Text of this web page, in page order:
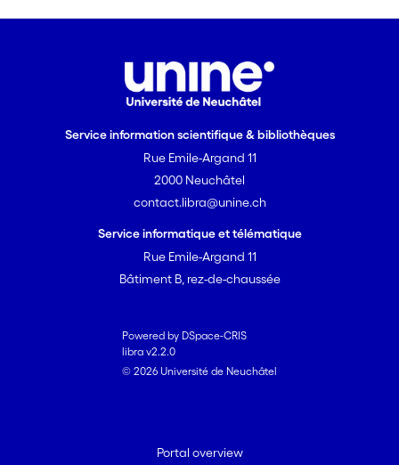
Service information scientifique & bibliothèques
Rue Emile-Argand 11
2000 Neuchâtel
contact.libra@unine.ch
Service informatique et télématique
Rue Emile-Argand 11
Bâtiment B, rez-de-chaussée
Powered by DSpace-CRIS
libra v2.2.0
© 2026 Université de Neuchâtel
Portal overview